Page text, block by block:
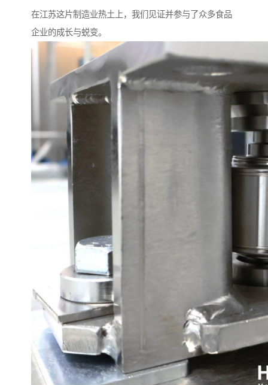
在江苏这片制造业热土上，我们见证并参与了众多食品
企业的成长与蜕变。